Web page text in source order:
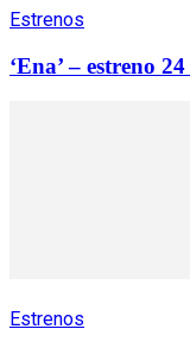
Estrenos
‘Ena’ – estreno
Estrenos